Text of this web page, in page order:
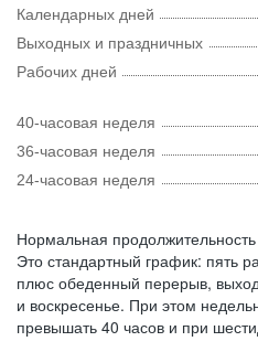
Календарных дней
Рабочих дней
Выходных и праздничных
40-часовая неделя
36-часовая неделя
24-часовая неделя
Нормальная
Это стандартный график: пять
плюс обеденный перерыв,
и воскресенье. При этом
превышать 40 часов и при